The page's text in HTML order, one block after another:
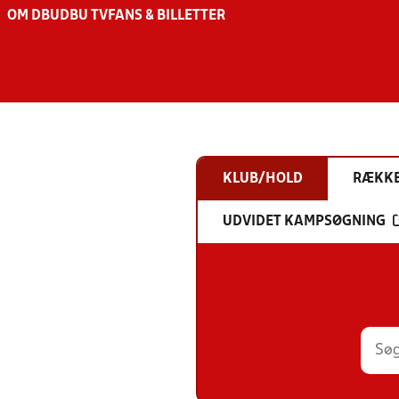
OM DBU DBU TV FANS & BILLETTER
KLUB/HOLD
UDVIDET KAMPSØGNING